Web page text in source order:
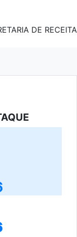
DE RECEITA